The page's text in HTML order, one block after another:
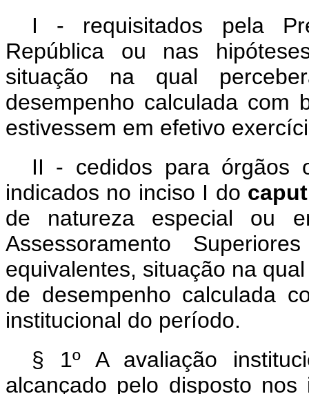
I - requisitados pela
República ou nas
situação na qual
desempenho calculada com
estivessem em efetivo
II - cedidos para órgãos
indicados no inciso I do
de natureza especial ou
Assessoramento
equivalentes, situação na
de desempenho calculada
institucional do período.
§ 1º A avaliação
alcançado pelo disposto